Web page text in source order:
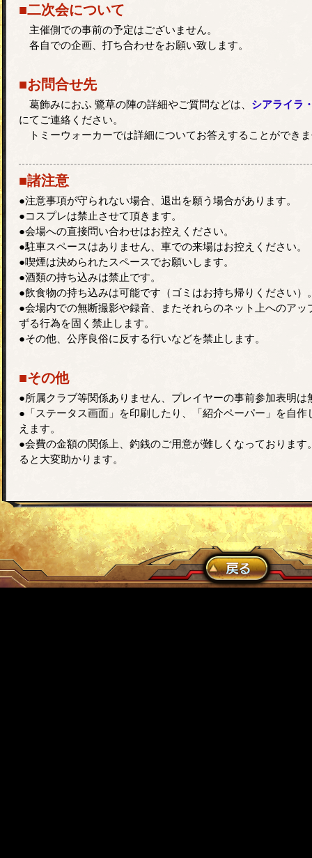
■二次会について
主催側での事前の予定はございません。
各自での企画、打ち合わせをお願い致します。
■お問合せ先
葛飾みにおふ 鷺草の陣の詳細やご質問などは、 シアライラ
にてご連絡ください。
トミーウォーカーでは詳細についてお答えすることができ
■諸注意
●注意事項が守られない場合、退出を願う場合があります。
●コスプレは禁止させて頂きます。
●会場への直接問い合わせはお控えください。
●駐車スペースはありません、車での来場はお控えください。
●喫煙は決められたスペースでお願いします。
●酒類の持ち込みは禁止です。
●飲食物の持ち込みは可能です（ゴミはお持ち帰りください）
●会場内での無断撮影や録音、またそれらのネット上へのア
ずる行為を固く禁止します。
●その他、公序良俗に反する行いなどを禁止します。
■その他
●所属クラブ等関係ありません、プレイヤーの事前参加表明は
●「ステータス画面」を印刷したり、「紹介ペーパー」を自
えます。
●会費の金額の関係上、釣銭のご用意が難しくなっておりま
ると大変助かります。